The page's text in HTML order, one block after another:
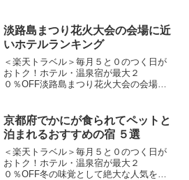
（日）２０：１０～２０：４０ （予備
日）令和７年８月２４日（日...
淡路島まつり花火大会の会場に近
いホテルランキング
＜楽天トラベル＞毎月５と０のつく日が
おトク！ホテル・温泉宿が最大２
０％OFF淡路島まつり花火大会の会場に
（金）１８時３０分〜２２時００分（予
定）令和７年８月２日（土）１...
京都府でかにが食られてペットと
泊まれるおすすめの宿 ５選
＜楽天トラベル＞毎月５と０のつく日が
おトク！ホテル・温泉宿が最大２
０％OFF冬の味覚として絶大な人気を誇